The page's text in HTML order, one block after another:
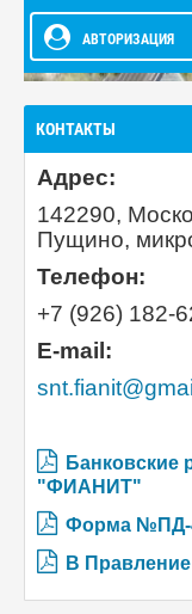
АВТОРИЗАЦИЯ
КОНТАКТЫ
Адрес:
142290,
Пущино,
Телефон:
+7 (926) 182-
E-mail:
"ФИАНИТ"
Форма №ПД-
В